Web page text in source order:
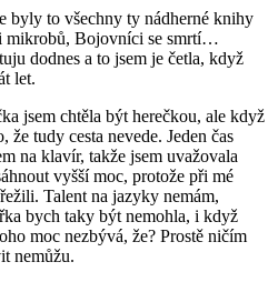
byly to všechny ty nádherné knihy
mikrobů, Bojovníci se smrtí…
dodnes a to jsem je četla, když
let.
jsem chtěla být herečkou, ale když
že tudy cesta nevede. Jeden čas
na klavír, takže jsem uvažovala
vyšší moc, protože při mé
Talent na jazyky nemám,
bych taky být nemohla, i když
moc nezbývá, že? Prostě ničím
nemůžu.